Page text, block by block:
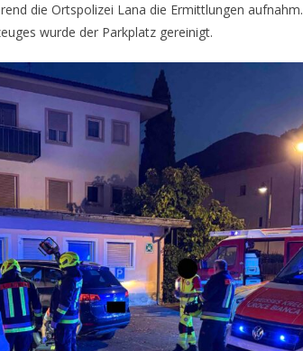
die Ortspolizei Lana die Ermittlungen aufnahm.
wurde der Parkplatz gereinigt.